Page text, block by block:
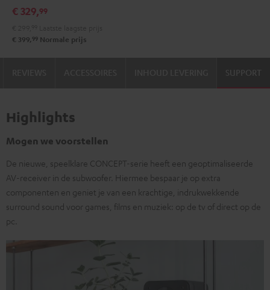
Zwart
€ 329,99
€ 399, 99 Normale prijs
SUPPORT
Highlights
Mogen we voorstellen
De nieuwe, speelklare CONCEPT-serie heeft een geoptimaliseerde
AV-receiver in de subwoofer. Hiermee bespaar je op extra
componenten en geniet je van een krachtige, indrukwekkende
surround sound voor games, films en muziek: op de tv of direct op de
pc.